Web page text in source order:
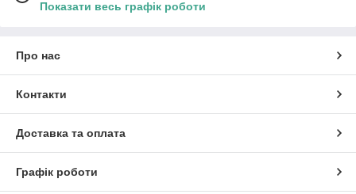
Показати весь графік роботи
Про нас
Контакти
Доставка та оплата
Графік роботи